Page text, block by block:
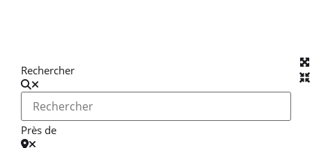
Rechercher
Près de